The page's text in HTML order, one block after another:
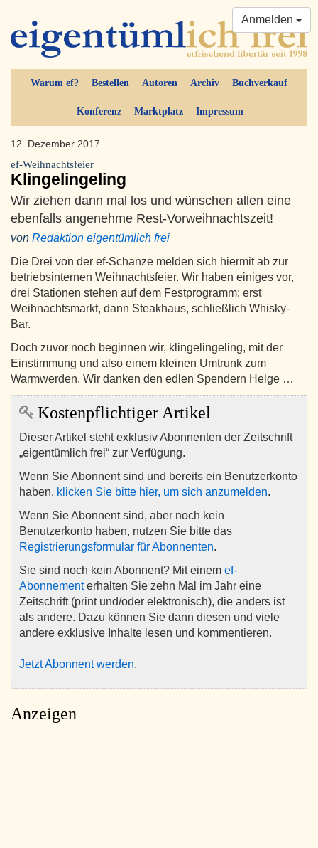
Warum ef? Bestellen Autoren Archiv Buchverkauf
Konferenz Marktplatz Impressum
Anmelden
12. Dezember 2017
ef-Weihnachtsfeier
Klingelingeling
Wir ziehen dann mal los und wünschen allen eine
ebenfalls angenehme Rest-Vorweihnachtszeit!
von Redaktion eigentümlich frei
Die Drei von der ef-Schanze melden sich hiermit ab zur
betriebsinternen Weihnachtsfeier. Wir haben einiges vor,
drei Stationen stehen auf dem Festprogramm: erst
Weihnachtsmarkt, dann Steakhaus, schließlich Whisky-
Bar.
Doch zuvor noch beginnen wir, klingelingeling, mit der
Einstimmung und also einem kleinen Umtrunk zum
Warmwerden. Wir danken den edlen Spendern Helge …
Kostenpflichtiger Artikel
Dieser Artikel steht exklusiv Abonnenten der Zeitschrift
„eigentümlich frei“ zur Verfügung.
Wenn Sie Abonnent sind und bereits ein Benutzerkonto
haben, klicken Sie bitte hier, um sich anzumelden.
Wenn Sie Abonnent sind, aber noch kein
Benutzerkonto haben, nutzen Sie bitte das
Registrierungsformular für Abonnenten.
Sie sind noch kein Abonnent? Mit einem ef-
Abonnementerhalten Sie zehn Mal im Jahr eine
Zeitschrift (print und/oder elektronisch), die anders ist
als andere. Dazu können Sie dann diesen und viele
andere exklusive Inhalte lesen und kommentieren.
Jetzt Abonnent werden.
Anzeigen